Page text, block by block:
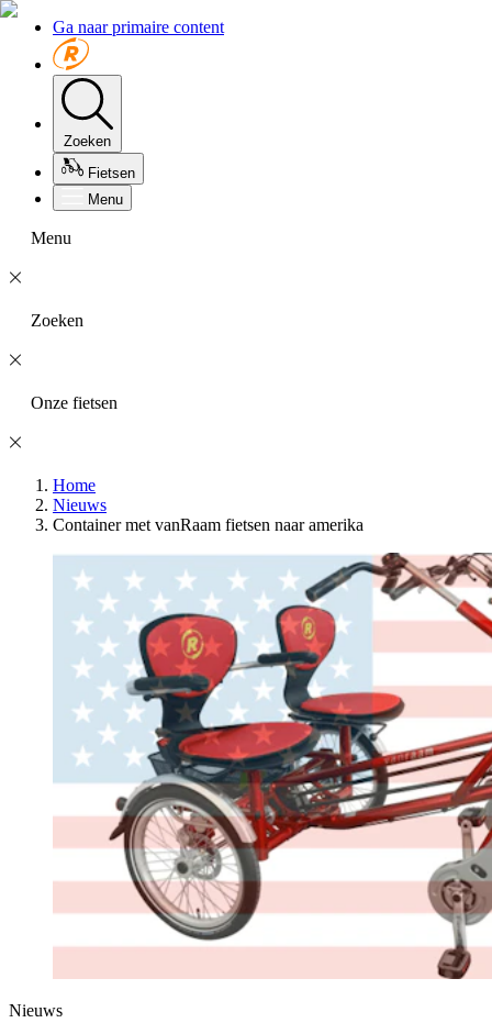
Ga naar primaire content
Zoeken
Fietsen
Menu
Menu
Zoeken
Onze fietsen
Home
Nieuws
Container met vanRaam fietsen naar amerika
Nieuws